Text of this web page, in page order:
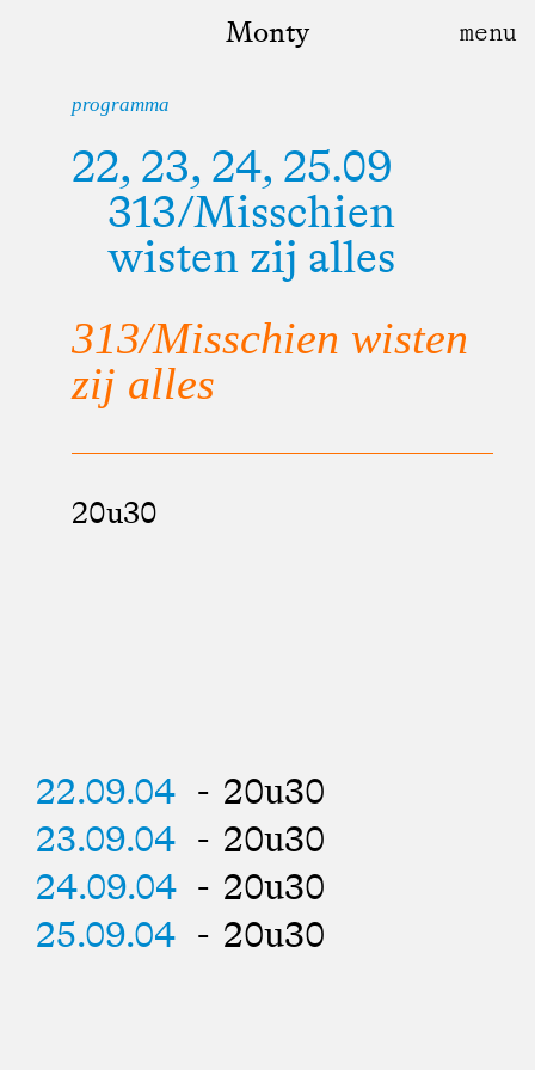
Monty
programma
22, 23, 24, 25.09
313/Misschien
wisten zij alles
313/Misschien wisten
zij alles
20u30
22.09.04 - 20u30
23.09.04 - 20u30
24.09.04 - 20u30
25.09.04 - 20u30